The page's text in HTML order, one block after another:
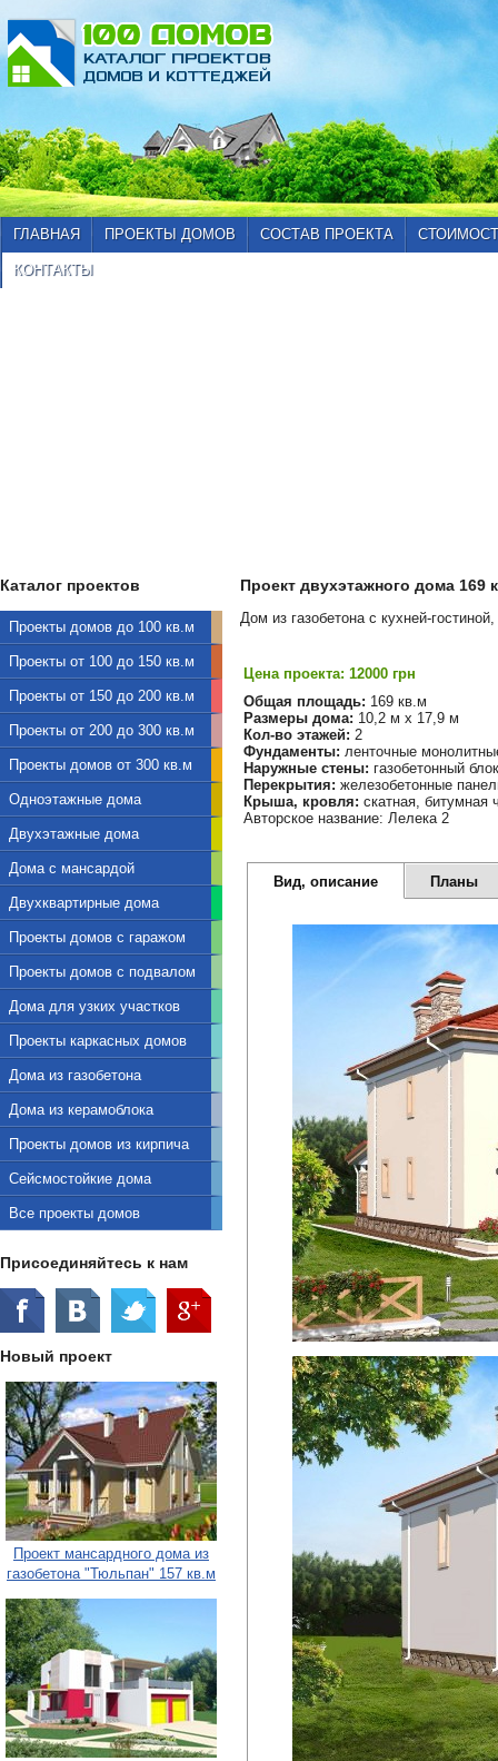
ГЛАВНАЯ ПРОЕКТЫ ДОМОВ СОСТАВ ПРОЕКТА
КОНТАКТЫ
Каталог проектов
Проекты домов до 100 кв.м
Проекты от 100 до 150 кв.м
Проекты от 150 до 200 кв.м
Проекты от 200 до 300 кв.м
Проекты домов от 300 кв.м
Одноэтажные дома
Двухэтажные дома
Дома с мансардой
Двухквартирные дома
Проекты домов с гаражом
Проекты домов с подвалом
Дома для узких участков
Проекты каркасных домов
Дома из газобетона
Дома из керамоблока
Проекты домов из кирпича
Сейсмостойкие дома
Все проекты домов
Присоединяйтесь к нам
Новый проект
Проект мансардного дома из
газобетона "Тюльпан" 157 кв.м
Проект двухэтажного дома 169
Дом из газобетона с кухней-
Цена проекта: 12000 грн
Общая площадь: 169 кв.м
Размеры дома: 10,2 м х 17,9 м
Кол-во этажей: 2
Фундаменты: ленточные
Наружные стены: газобетонный блок
Перекрытия: железобетонные
Крыша, кровля: скатная, битумная
Авторское название: Лелека 2
Вид, описание Планы